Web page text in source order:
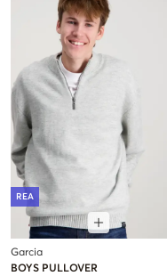
REA
Garcia
BOYS PULLOVER